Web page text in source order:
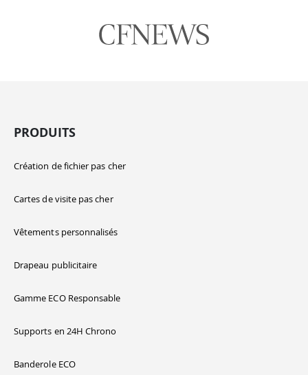
PRODUITS
Création de fichier pas cher
Cartes de visite pas cher
Vêtements personnalisés
Drapeau publicitaire
Gamme ECO Responsable
Supports en 24H Chrono
Banderole ECO